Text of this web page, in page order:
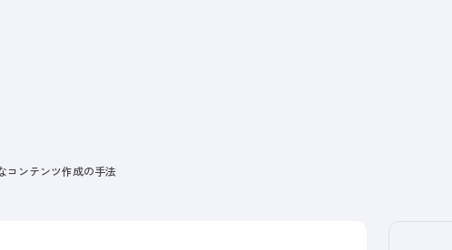
コンテンツ作成の手法